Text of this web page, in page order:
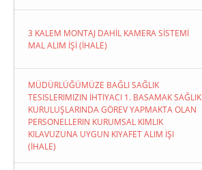
3 KALEM MONTAJ DAHİL KAMERA SİSTEMİ
MAL ALIM İŞİ (İHALE)
MÜDÜRLÜĞÜMÜZE BAĞLI SAĞLIK
TESISLERIMIZIN İHTIYACI 1. BASAMAK SAĞLIK
KURULUŞLARINDA GÖREV YAPMAKTA OLAN
PERSONELLERIN KURUMSAL KIMLIK
KILAVUZUNA UYGUN KIYAFET ALIM İŞI
(İHALE)